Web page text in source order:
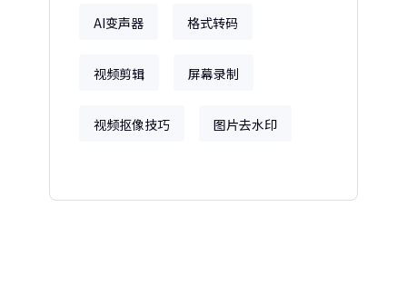
AI变声器 格式转码
视频剪辑 屏幕录制
视频抠像技巧 图片去水印